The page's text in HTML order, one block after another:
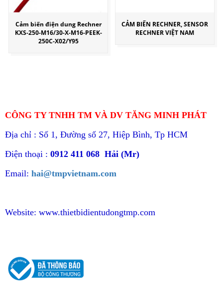
Cảm biến điện dung Rechner
KXS-250-M16/30-X-M16-PEEK-
250C-X02/Y95
CẢM BIẾN RECHNER, SENSOR
RECHNER VIỆT NAM
CÔNG TY TNHH TM VÀ DV TĂNG MINH PHÁT
Địa chỉ : Số 1, Đường số 27, Hiệp Bình, Tp HCM
Điện thoại : 0912 411 068 Hải (Mr)
Email: hai@tmpvietnam.com
Website: www.thietbidientudongtmp.com